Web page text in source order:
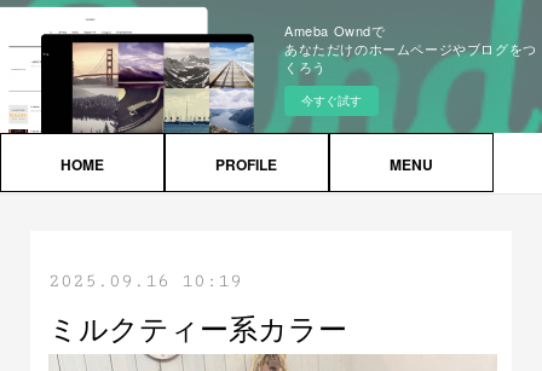
Ameba Owndで
あなただけのホームページやブログをつ
くろう
今すぐ試す
HOME PROFILE MENU
2025.09.16 10:19
ミルクティー系カラー